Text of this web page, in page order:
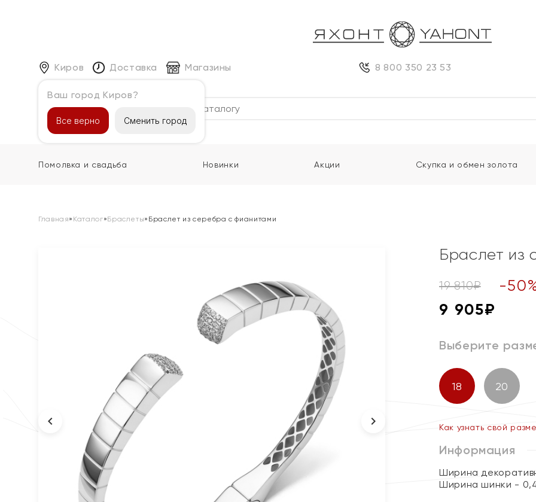
Киров
Ваш город Киров?
Все верно Сменить город
Доставка Магазины 8 800 350 23 53
Каталог
Помолвка и свадьба Новинки Акции Скупка и обмен золота
Главная» Каталог»Браслеты» Браслет из серебра с фианитами
Браслет из
19 810₽ -50
9 905₽
Выберите
18 20
Как узнать свой
Информация
Ширина
Ширина шинки -